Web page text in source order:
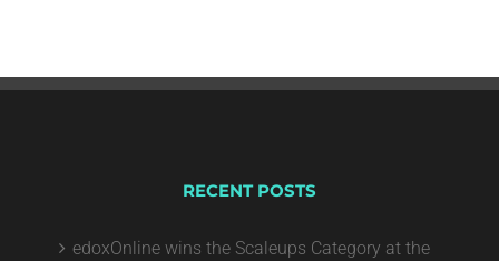
RECENT POSTS
edoxOnline wins the Scaleups Category at the